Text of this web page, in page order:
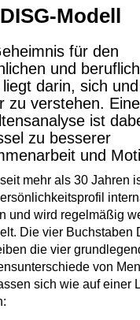
Modell
für den
und
darin, sich
zu verstehen. Eine
ist
zu besserer
und
mehr als 30 Jahren
und wird regelmäßig
Die vier Buchstaben
die vier
von
sich wie auf einer